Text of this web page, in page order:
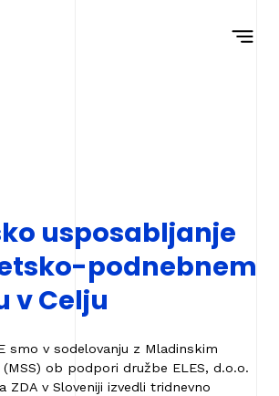
usposabljanje
podnebnem
v Celju
smo v sodelovanju z Mladinskim
ob podpori družbe ELES, d.o.o.
ZDA v Sloveniji izvedli tridnevno